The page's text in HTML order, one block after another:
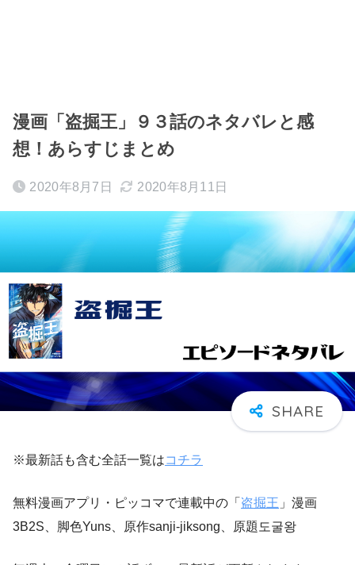
漫画「盗掘王」９３話のネタバレと感
想！あらすじまとめ
2020年8月7日 2020年8月11日
※最新話も含む全話一覧はコチラ
無料漫画アプリ・ピッコマで連載中の「 盗掘王 」漫画
3B2S、脚色Yuns、原作sanji-jiksong、原題도굴왕